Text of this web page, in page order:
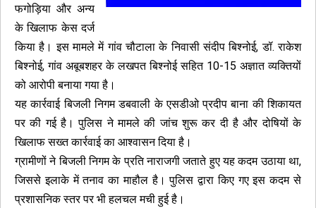
फगोड़िया और अन्य
के खिलाफ केस दर्ज
किया है। इस मामले में गांव चौटाला के निवासी संदीप बिश्नोई, डॉ. राकेश
बिश्नोई, गांव अबूबशहर के लखपत बिश्नोई सहित 10-15 अज्ञात व्यक्तियों
को आरोपी बनाया गया है।
यह कार्रवाई बिजली निगम डबवाली के एसडीओ प्रदीप बाना की शिकायत
पर की गई है। पुलिस ने मामले की जांच शुरू कर दी है और दोषियों के
खिलाफ सख्त कार्रवाई का आश्वासन दिया है।
ग्रामीणों ने बिजली निगम के प्रति नाराजगी जताते हुए यह कदम उठाया था,
जिससे इलाके में तनाव का माहौल है। पुलिस द्वारा किए गए इस कदम से
प्रशासनिक स्तर पर भी हलचल मची हुई है।